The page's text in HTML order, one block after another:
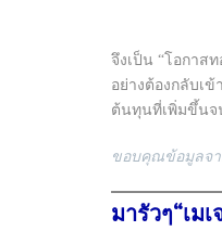
จึงเป็น “โอกาส
อย่างต้องกลับเ
ต้นทุนที่เพิ่มขึ้นจ
ขอบคุณข้อมูลจาก
มารัวๆ“เม